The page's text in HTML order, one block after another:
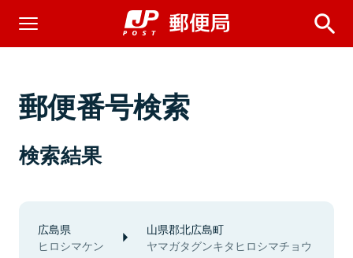
郵便番号検索
検索結果
広島県
ヒロシマケン
山県郡北広島町
ヤマガタグンキタヒロシマチョウ